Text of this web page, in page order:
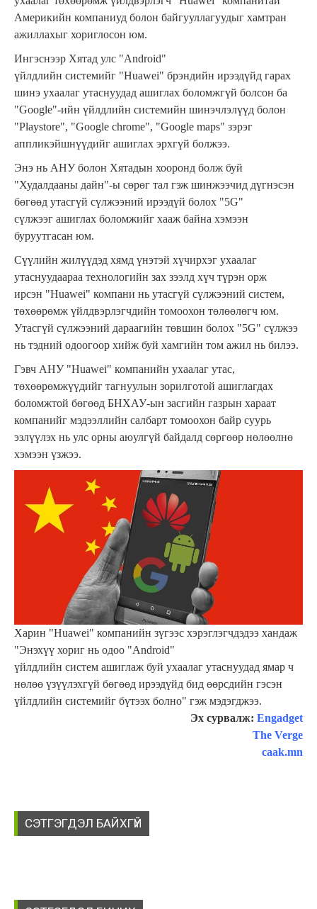
Америкийн компаниуд болон байгууллагуудыг хамтран
ажиллахыг хориглосон юм.
Ингэснээр Хятад улс "Android"
үйлдлийн системийг "Huawei" брэндийн ирээдүйд гарах
шинэ ухаалаг утаснуудад ашиглах боломжгүй болсон ба
"Google"-ийн үйлдлийн системийн шинэчлэлүүд болон
"Playstore", "Google chrome", "Google maps" зэрэг
аппликэйшнүүдийг ашиглах эрхгүй болжээ.
Энэ нь АНУ болон Хятадын хооронд болж буй
"Худалдааны дайн"-ы сөрөг тал гэж шинжээчид дүгнэсэн
бөгөөд утасгүй сүлжээний ирээдүй болох "5G"
сүлжээг ашиглах боломжийг хааж байна хэмээн
буруутгасан юм.
Сүүлийн жилүүдэд хямд үнэтэй хүчирхэг ухаалаг
утаснуудаараа технологийн зах зээлд хүч түрэн орж
ирсэн "Huawei" компани нь утасгүй сүлжээний систем,
төхөөрөмж үйлдвэрлэгчдийн томоохон төлөөлөгч юм.
Утасгүй сүлжээний дараагийн төвшин болох "5G" сүлжээ
нь тэдний одоогоор хийж буй хамгийн том ажил нь билээ.
Гэвч АНУ "Huawei" компанийн ухаалаг утас,
төхөөрөмжүүдийг тагнуулын зорилготой ашиглагдах
боломжтой бөгөөд БНХАУ-ын засгийн газрын хараат
компанийг мэдээллийн салбарт томоохон байр суурь
эзлүүлэх нь улс орны аюулгүй байдалд сөргөөр нөлөөлнө
хэмээн үзжээ.
Харин "Huawei" компанийн зүгээс хэрэглэгчдэдээ хандаж
"Энэхүү хориг нь одоо "Android"
үйлдлийн систем ашиглаж буй ухаалаг утаснуудад ямар ч
нөлөө үзүүлэхгүй бөгөөд ирээдүйд бид өөрсдийн гэсэн
үйлдлийн системийг бүтээх болно" гэж мэдэгджээ.
Эх сурвалж: Engadget
The Verge
caak.mn
СЭТГЭГДЭЛ БАЙХГҮЙ